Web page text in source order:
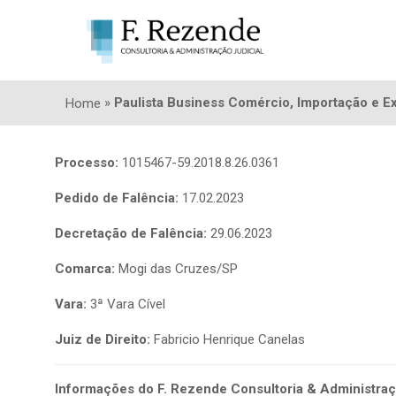
Home » Paulista Business Comércio, Importação e
Processo: 1015467-59.2018.8.26.0361
Pedido de Falência: 17.02.2023
Decretação de Falência: 29.06.2023
Comarca: Mogi das Cruzes/SP
Vara: 3ª Vara Cível
Juiz de Direito: Fabricio Henrique Canelas
Informações do F. Rezende Consultoria &